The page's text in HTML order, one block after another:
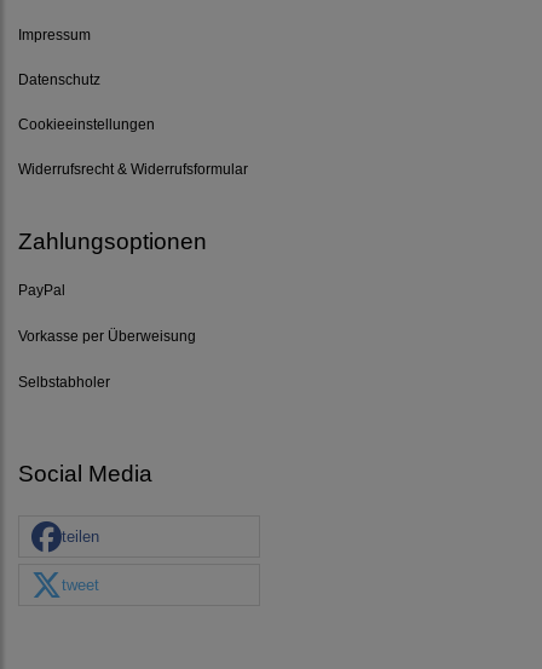
Impressum
Datenschutz
Cookieeinstellungen
Widerrufsrecht & Widerrufsformular
Zahlungsoptionen
PayPal
Vorkasse per Überweisung
Selbstabholer
Social Media
teilen
tweet